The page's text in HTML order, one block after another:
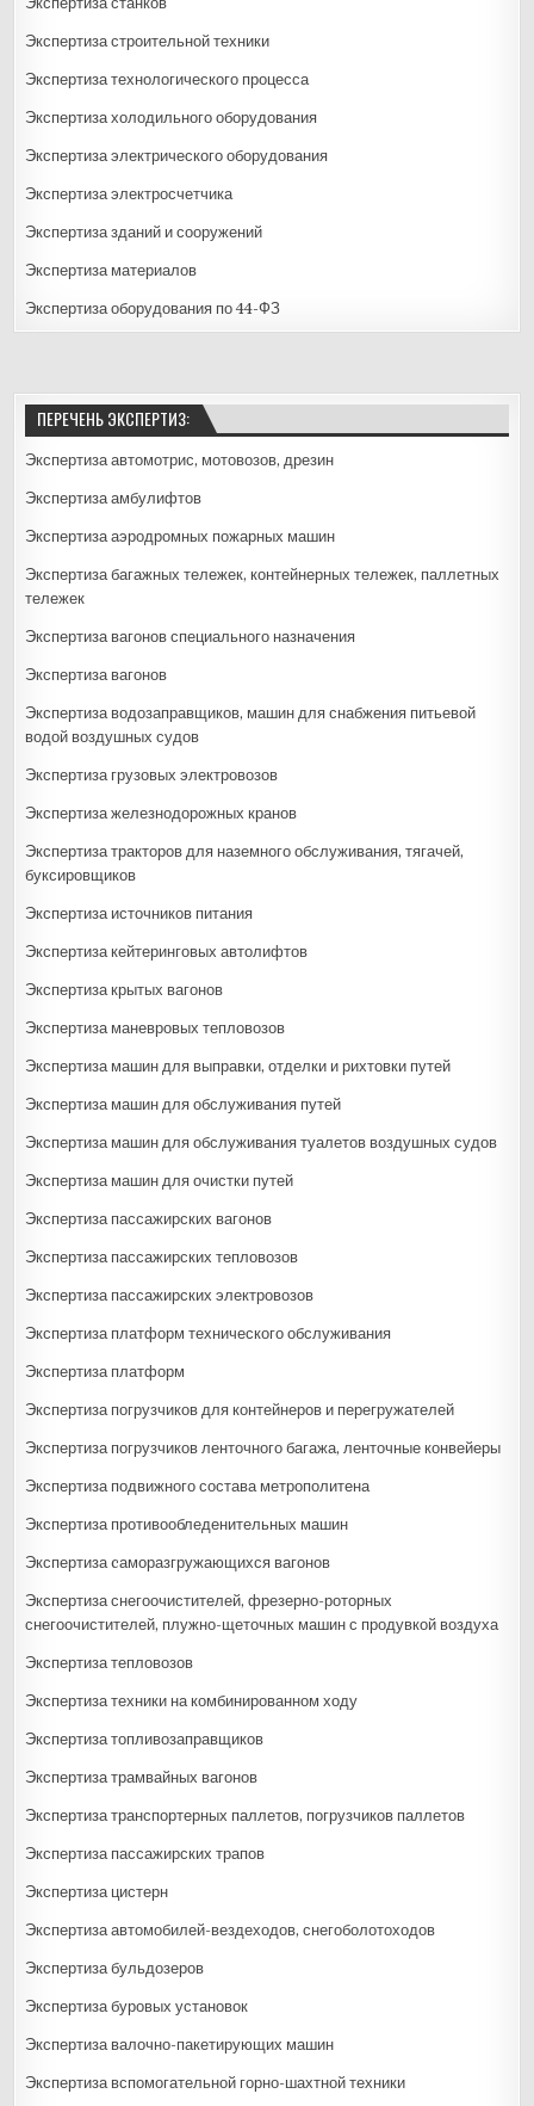
Экспертиза строительной техники
Экспертиза технологического процесса
Экспертиза холодильного оборудования
Экспертиза электрического оборудования
Экспертиза электросчетчика
Экспертиза зданий и сооружений
Экспертиза материалов
Экспертиза оборудования по 44-ФЗ
ПЕРЕЧЕНЬ ЭКСПЕРТИЗ:
Экспертиза автомотрис, мотовозов, дрезин
Экспертиза амбулифтов
Экспертиза аэродромных пожарных машин
Экспертиза багажных тележек, контейнерных тележек, паллетных
тележек
Экспертиза вагонов специального назначения
Экспертиза вагонов
Экспертиза водозаправщиков, машин для снабжения питьевой
водой воздушных судов
Экспертиза грузовых электровозов
Экспертиза железнодорожных кранов
Экспертиза тракторов для наземного обслуживания, тягачей,
буксировщиков
Экспертиза источников питания
Экспертиза кейтеринговых автолифтов
Экспертиза крытых вагонов
Экспертиза маневровых тепловозов
Экспертиза машин для выправки, отделки и рихтовки путей
Экспертиза машин для обслуживания путей
Экспертиза машин для обслуживания туалетов воздушных судов
Экспертиза машин для очистки путей
Экспертиза пассажирских вагонов
Экспертиза пассажирских тепловозов
Экспертиза пассажирских электровозов
Экспертиза платформ технического обслуживания
Экспертиза платформ
Экспертиза погрузчиков для контейнеров и перегружателей
Экспертиза погрузчиков ленточного багажа, ленточные конвейеры
Экспертиза подвижного состава метрополитена
Экспертиза противообледенительных машин
Экспертиза cаморазгружающихся вагонов
Экспертиза снегоочистителей, фрезерно-роторных
снегоочистителей, плужно-щеточных машин с продувкой воздуха
Экспертиза тепловозов
Экспертиза техники на комбинированном ходу
Экспертиза топливозаправщиков
Экспертиза трамвайных вагонов
Экспертиза транспортерных паллетов, погрузчиков паллетов
Экспертиза пассажирских трапов
Экспертиза цистерн
Экспертиза автомобилей-вездеходов, снегоболотоходов
Экспертиза бульдозеров
Экспертиза буровых установок
Экспертиза валочно-пакетирующих машин
Экспертиза вспомогательной горно-шахтной техники